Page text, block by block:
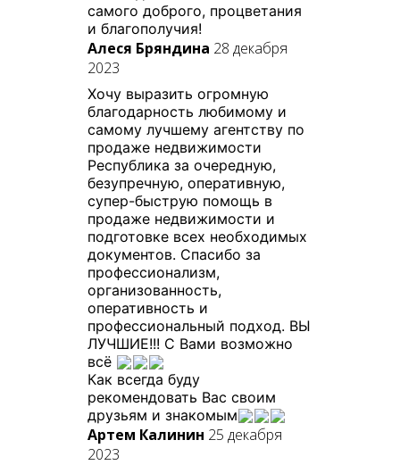
самого доброго, процветания
и благополучия!
Алеся Бряндина 28 декабря
2023
Хочу выразить огромную
благодарность любимому и
самому лучшему агентству по
продаже недвижимости
Республика за очередную,
безупречную, оперативную,
супер-быструю помощь в
продаже недвижимости и
подготовке всех необходимых
документов. Спасибо за
профессионализм,
организованность,
оперативность и
профессиональный подход. ВЫ
ЛУЧШИЕ!!! С Вами возможно
всё
Как всегда буду
рекомендовать Вас своим
друзьям и знакомым
Артем Калинин 25 декабря
2023